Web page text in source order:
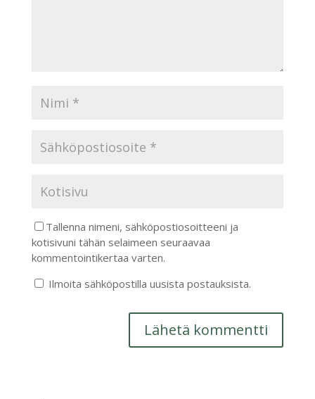
Tallenna nimeni, sähköpostiosoitteeni ja
kotisivuni tähän selaimeen seuraavaa
kommentointikertaa varten.
Ilmoita sähköpostilla uusista postauksista.